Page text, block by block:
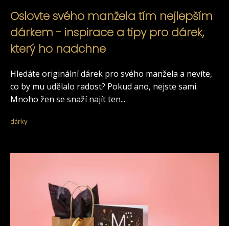
Oslovte svého manžela tím nejlepším
dárkem - inspirace a tipy pro dárek,
který ho nadchne
Hledáte originální dárek pro svého manžela a nevíte,
co by mu udělalo radost? Pokud ano, nejste sami.
Mnoho žen se snaží najít ten...
dárky